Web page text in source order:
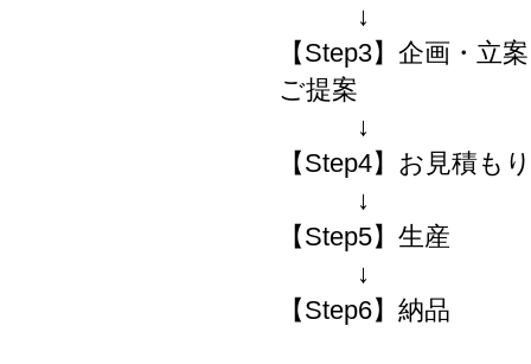
↓
【Step3】企画・立
ご提案
↓
【Step4】お見積もり
↓
【Step5】生産
↓
【Step6】納品